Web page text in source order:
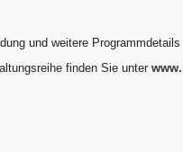
und weitere
finden Sie unter